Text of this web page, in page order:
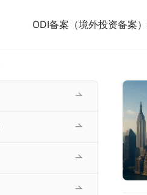
ODI备案（境外投资备案）